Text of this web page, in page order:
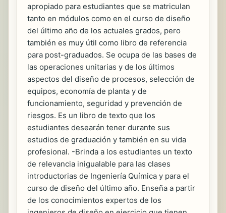
apropiado para estudiantes que se matriculan
tanto en módulos como en el curso de diseño
del último año de los actuales grados, pero
también es muy útil como libro de referencia
para post-graduados. Se ocupa de las bases de
las operaciones unitarias y de los últimos
aspectos del diseño de procesos, selección de
equipos, economía de planta y de
funcionamiento, seguridad y prevención de
riesgos. Es un libro de texto que los
estudiantes desearán tener durante sus
estudios de graduación y también en su vida
profesional. -Brinda a los estudiantes un texto
de relevancia inigualable para las clases
introductorias de Ingeniería Química y para el
curso de diseño del último año. Enseña a partir
de los conocimientos expertos de los